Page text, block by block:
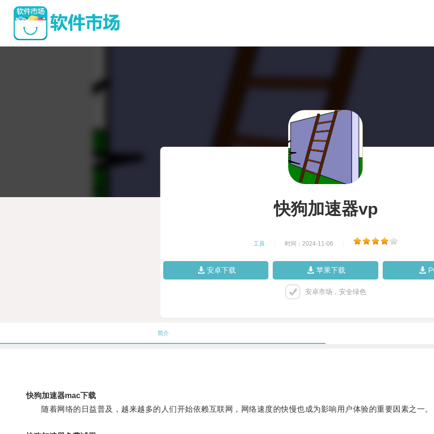
快狗加速器vp
工具 时间：2024-11-06
安卓下载 苹果下载
安卓市场，安全绿色
简介
快狗加速器mac下载
随着网络的日益普及，越来越多的人们开始依赖互联网，网络速度的快慢也成为影响用户体验的重要因素之一。